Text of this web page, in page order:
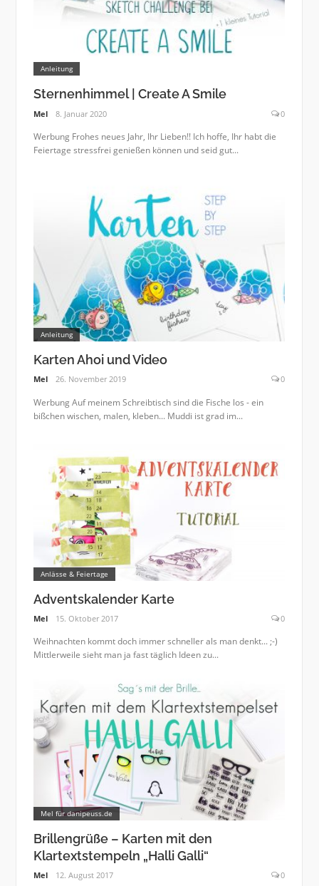
Anleitung
Sternenhimmel | Create A Smile
Mel 8. Januar 2020 0
Werbung Frohes neues Jahr, Ihr Lieben!! Ich hoffe, Ihr habt die
Feiertage stressfrei genießen können und seid gut...
Anleitung
Karten Ahoi und Video
Mel 26. November 2019 0
Werbung Auf meinem Schreibtisch sind die Fische los - ein
bißchen wischen, malen, kleben... Muddi ist grad im...
Anlässe & Feiertage
Adventskalender Karte
Mel 15. Oktober 2017 0
Weihnachten kommt doch immer schneller als man denkt... ;-)
Mittlerweile sieht man ja fast täglich Ideen zu...
Mel für danipeuss.de
Brillengrüße – Karten mit den
Klartextstempeln „Halli Galli“
Mel 12. August 2017 0